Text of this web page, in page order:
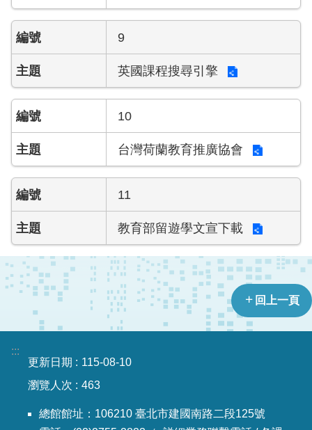
9
英國課程搜尋引擎
10
台灣荷蘭教育推廣協會
11
教育部留遊學文宣下載
回上一頁
:::
更新日期
115-08-10
瀏覽人次
463
總館館址：106210 臺北市建國南路二段125號